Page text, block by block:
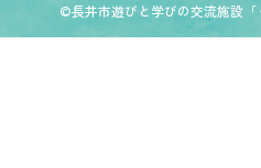
©長井市遊びと学びの交流施設